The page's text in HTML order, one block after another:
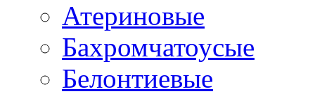
Атериновые
Бахромчатоусые
Белонтиевые